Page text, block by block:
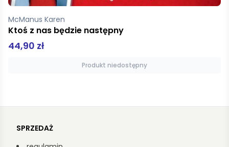
Valentine Jenny
My przed, my po
49,90 zł
Produkt niedostępny
SPRZEDAŻ